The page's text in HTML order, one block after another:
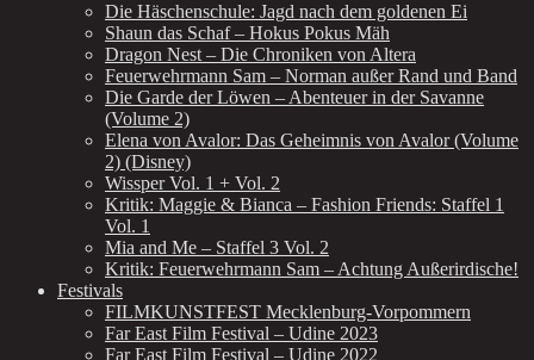
Die Häschenschule: Jagd nach dem goldenen Ei
Shaun das Schaf – Hokus Pokus Mäh
Dragon Nest – Die Chroniken von Altera
Feuerwehrmann Sam – Norman außer Rand und Band
Die Garde der Löwen – Abenteuer in der Savanne
(Volume 2)
Elena von Avalor: Das Geheimnis von Avalor (Volume
2) (Disney)
Wissper Vol. 1 + Vol. 2
Kritik: Maggie & Bianca – Fashion Friends: Staffel 1
Vol. 1
Mia and Me – Staffel 3 Vol. 2
Kritik: Feuerwehrmann Sam – Achtung Außerirdische!
Festivals
FILMKUNSTFEST Mecklenburg-Vorpommern
Far East Film Festival – Udine 2023
Far East Film Festival – Udine 2022